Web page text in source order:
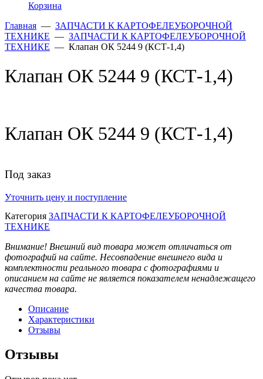
Корзина
Главная — ЗАПЧАСТИ К КАРТОФЕЛЕУБОРОЧНОЙ
ТЕХНИКЕ — ЗАПЧАСТИ К КАРТОФЕЛЕУБОРОЧНОЙ
ТЕХНИКЕ — Клапан ОК 5244 9 (КСТ-1,4)
Клапан ОК 5244 9 (КСТ-1,4)
Клапан ОК 5244 9 (КСТ-1,4)
Под заказ
Уточнить цену и поступление
Категория ЗАПЧАСТИ К КАРТОФЕЛЕУБОРОЧНОЙ
ТЕХНИКЕ
Внимание! Внешний вид товара может отличаться от
фотографий на сайте. Несовпадение внешнего вида и
комплектности реального товара с фотографиями и
описанием на сайте не является показателем ненадлежащего
качества товара.
Описание
Характеристики
Отзывы
Отзывы